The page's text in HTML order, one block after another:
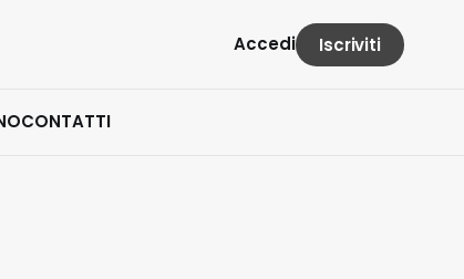
CONTATTI
Accedi Iscriviti